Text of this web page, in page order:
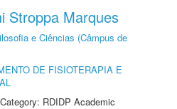
Stroppa Marques
e Ciências (Câmpus de
DE FISIOTERAPIA E
RDIDP Academic